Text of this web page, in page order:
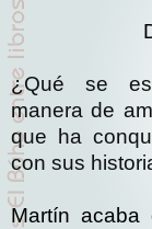
¿Qué se
manera de
que ha
con sus
Martín